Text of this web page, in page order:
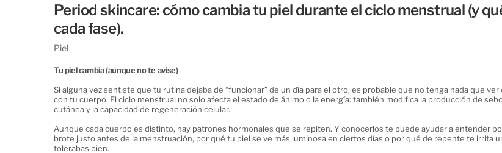
Period skincare: cómo cambia tu piel durante el ciclo menstrual (y
cada fase).
Piel
Tu piel cambia (aunque no te avise)
Si alguna vez sentiste que tu rutina dejaba de “funcionar” de un día para el otro, es probable que no tenga nada que
con tu cuerpo. El ciclo menstrual no solo afecta el estado de ánimo o la energía: también modifica la producción de
cutánea y la capacidad de regeneración celular.
Aunque cada cuerpo es distinto, hay patrones hormonales que se repiten. Y conocerlos te puede ayudar a entender
brote justo antes de la menstruación, por qué tu piel se ve más luminosa en ciertos días o por qué de repente te irrita
tolerabas bien.